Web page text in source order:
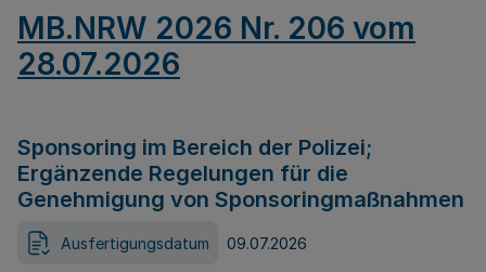
MB.NRW 2026 Nr. 206 vom
28.07.2026
Sponsoring im Bereich der Polizei;
Ergänzende Regelungen für die
Genehmigung von Sponsoringmaßnahmen
Ausfertigungsdatum 09.07.2026